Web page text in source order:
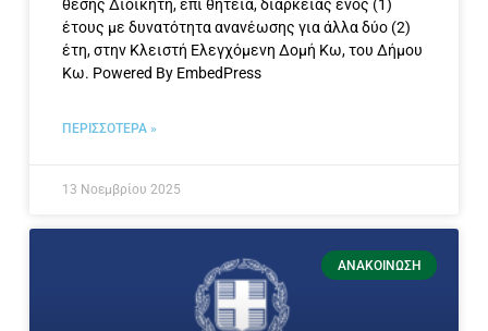
θέσης Διοικητή, επί θητεία, διάρκειας ενός (1)
έτους με δυνατότητα ανανέωσης για άλλα δύο (2)
έτη, στην Κλειστή Ελεγχόμενη Δομή Κω, του Δήμου
Κω. Powered By EmbedPress
ΠΕΡΙΣΣΟΤΕΡΑ »
13 Νοεμβρίου 2025
ΑΝΑΚΟΊΝΩΣΗ